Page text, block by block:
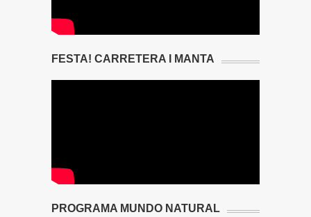
FESTA! CARRETERA I MANTA
PROGRAMA MUNDO NATURAL